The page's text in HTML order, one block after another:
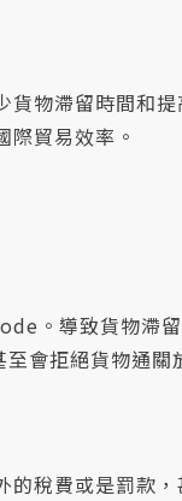
貨物滯留時間和
貿易效率。
。導致貨物滯
會拒絕貨物通關
的稅費或是罰款，